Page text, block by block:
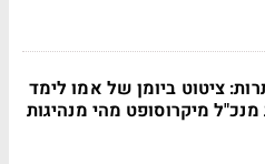
ציטוט ביומן של אמו לימד
מיקרוסופט מהי מנהיגות